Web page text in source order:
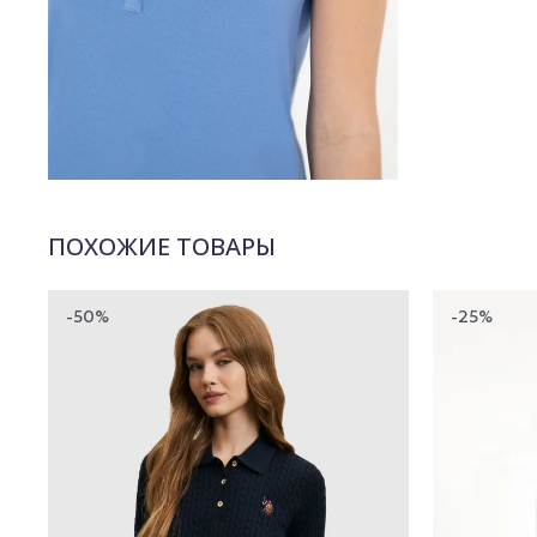
ПОХОЖИЕ ТОВАРЫ
-50% -25%